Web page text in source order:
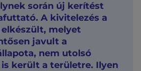
során új kerítést
A kivitelezés a
melyet
javult a
nem utolsó
került a területre. Ilyen